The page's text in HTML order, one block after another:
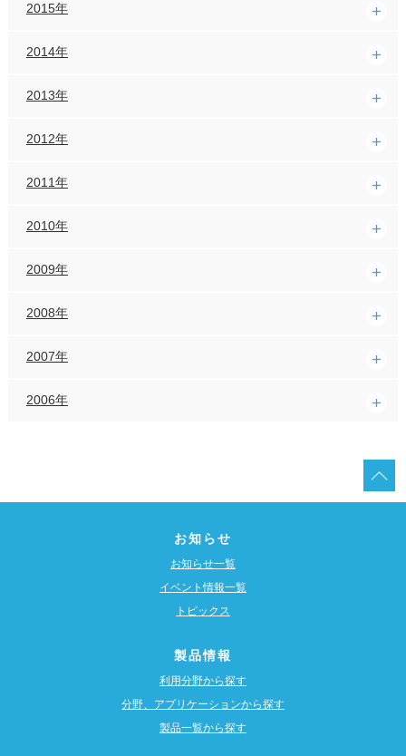
2015年
2014年
2013年
2012年
2011年
2010年
2009年
2008年
2007年
2006年
お知らせ
お知らせ一覧
イベント情報一覧
トピックス
製品情報
利用分野から探す
分野、アプリケーションから探す
製品一覧から探す